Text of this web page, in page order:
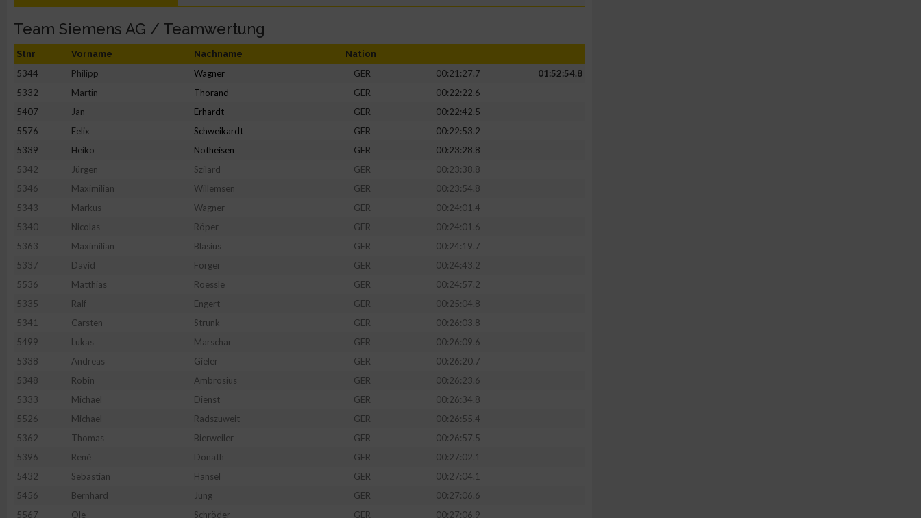
Team Siemens AG / Teamwertung
Stnr Vorname Nachname Nation
5344 Philipp Wagner GER 00:21:27.7
01:52:54.8
5332
Martin Thorand GER
00:22:22.6
5407
Jan Erhardt GER
00:22:42.5
5576
Felix Schweikardt GER
00:22:53.2
5339
Heiko Notheisen GER
00:23:28.8
5342
Jürgen Szilard GER
00:23:38.8
5346
Maximilian Willemsen GER
00:23:54.8
5343
Markus Wagner GER
00:24:01.4
5340
Nicolas Röper GER
00:24:01.6
5363
Maximilian Bläsius GER
00:24:19.7
5337
David Forger GER
00:24:43.2
5536
Matthias Roessle GER
00:24:57.2
5335
Ralf Engert GER
00:25:04.8
5341
Carsten Strunk GER
00:26:03.8
5499
Lukas Marschar GER
00:26:09.6
5338
Andreas Gieler GER
00:26:20.7
5348
Robin Ambrosius GER
00:26:23.6
5333
Michael Dienst GER
00:26:34.8
5526
Michael Radszuweit GER
00:26:55.4
5362
Thomas Bierweiler GER
00:26:57.5
5396
René Donath GER
00:27:02.1
5432
Sebastian Hänsel GER
00:27:04.1
5456
Bernhard Jung GER
00:27:06.6
5567
Ole Schröder GER
00:27:06.9